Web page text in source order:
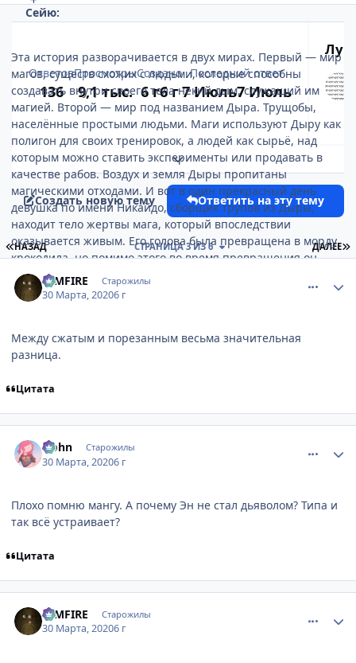
Сейю:
Эта история разворачивается в двух мирах. Первый — мир
магов, существ схожих с людьми, которые способны
создавать внутри своего тела некий дым, служащий им
магией. Второй — мир под названием Дыра. Трущобы,
населённые простыми людьми. Маги используют Дыру как
полигон для своих тренировок, а людей как сырьё, над
которым можно ставить эксперименты или продавать в
качестве рабов. Воздух и земля Дыры пропитаны
магическими отходами. И вот в один прекрасный день
девушка по имени Никайдо, сборщик трупов из Дыры,
находит тело жертвы мага, который впоследствии
оказывается живым. Его голова была превращена в морду
крокодила, но помимо этого во время превращения он
полностью лишился памяти. Кайман (как его назвала
Никайдо) во что бы то ни стало решил вернуть потерянные
Видеоматериалы:
Ответов
136
Просмотры
9,1 тыс.
Создано
6 г6 г
Последний ответ
7 Июль7 Июль
Развернуть обзор темы
Создать новую тему Ответить на эту тему
ПЕРВАЯ СТРАНИЦА
НАЗАД ДАЛЕЕ
СТРАНИЦА 3 ИЗ 6
DIMFIRE Старожилы
30 Марта, 20206 г
Между сжатым и порезанным весьма значительная
разница.
Цитата
Hohn Старожилы
30 Марта, 20206 г
Плохо помню мангу. А почему Эн не стал дьяволом? Типа и
так всё устраивает?
Цитата
DIMFIRE Старожилы
30 Марта, 20206 г